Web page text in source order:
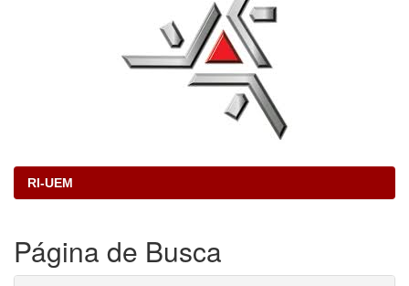
RI-UEM
Página de Busca